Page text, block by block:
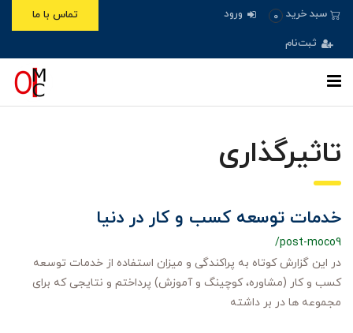
سبد خرید 0 ورود
ثبت‌نام
تماس با ما
تاثیرگذاری
خدمات توسعه کسب و کار در دنیا
/post-moco9
در این گزارش کوتاه به پراکندگی و میزان استفاده از خدمات توسعه
کسب و کار (مشاوره، کوچینگ و آموزش) پرداختم و نتایجی که برای
مجموعه ها در بر داشته